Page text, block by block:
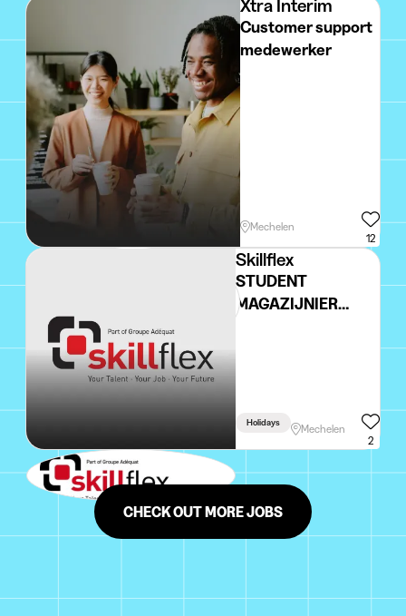
Xtra Interim
Customer support
medewerker
Mechelen
12
Skillflex
STUDENT
MAGAZIJNIER
Holidays
Mechelen
2
CHECK OUT MORE JOBS